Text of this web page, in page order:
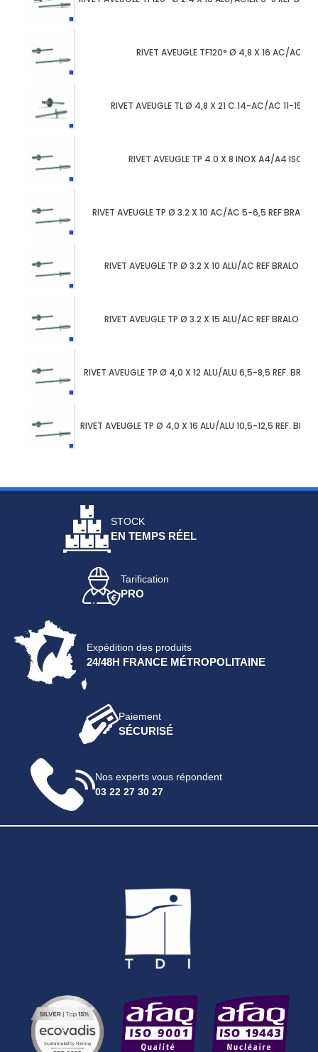
RIVET AVEUGLE TF120° Ø 4,8 X 16 AC/AC 9-
RIVET AVEUGLE TL Ø 4,8 X 21 C.14-AC/AC 11-15
RIVET AVEUGLE TP 4.0 X 8 INOX A4/A4 ISO
RIVET AVEUGLE TP Ø 3.2 X 10 AC/AC 5-6,5 REF BRALO
RIVET AVEUGLE TP Ø 3.2 X 10 ALU/AC REF BRALO
RIVET AVEUGLE TP Ø 3.2 X 15 ALU/AC REF BRALO
RIVET AVEUGLE TP Ø 4,0 X 12 ALU/ALU 6,5-8,5 REF.
RIVET AVEUGLE TP Ø 4,0 X 16 ALU/ALU 10,5-12,5 REF.
STOCK
EN TEMPS RÉEL
Tarification
PRO
Expédition des produits
24/48H FRANCE MÉTROPOLITAINE
Paiement
SÉCURISÉ
Nos experts vous répondent
03 22 27 30 27